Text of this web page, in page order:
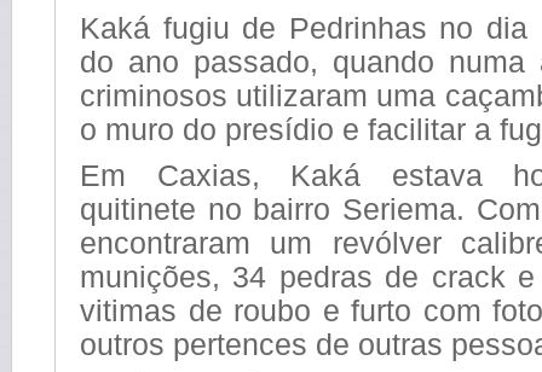
Kaká fugiu de Pedrinhas no dia
do ano passado, quando numa
criminosos utilizaram uma
o muro do presídio e facilitar a
Em Caxias, Kaká estava
quitinete no bairro Seriema.
encontraram um revólver
munições, 34 pedras de crack
vitimas de roubo e furto com
outros pertences de outras